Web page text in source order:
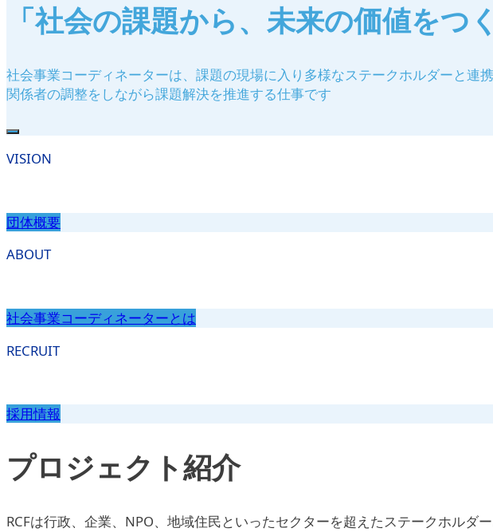
「社会の課題から、未来の価値をつ
社会事業コーディネーターは、課題の現場に入り多様なステークホルダーと連携
関係者の調整をしながら課題解決を推進する仕事です
VISION
団体概要
ABOUT
社会事業コーディネーターとは
RECRUIT
採用情報
プロジェクト紹介
RCFは行政、企業、NPO、地域住民といったセクターを超えたステークホル